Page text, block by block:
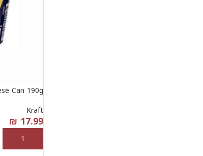
Can 190g
Kraft
₪ 17.99
إضافة إلى